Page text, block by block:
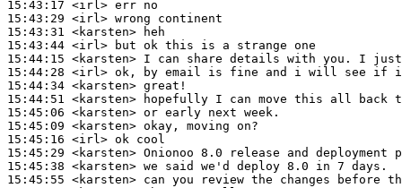
15:43:17 <irl>
15:43:29 <irl>
15:43:31 <karsten>
15:43:44 <irl>
15:44:15 <karsten>
15:44:28 <irl>
15:44:34 <karsten>
15:44:51 <karsten>
15:45:06 <karsten>
15:45:09 <karsten>
15:45:16 <irl>
15:45:29 <karsten>
15:45:38 <karsten>
15:45:55 <karsten>